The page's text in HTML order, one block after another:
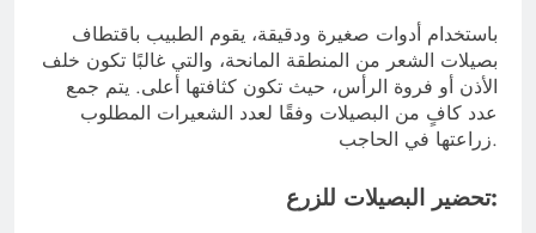
باستخدام أدوات صغيرة ودقيقة، يقوم الطبيب باقتطاف
بصيلات الشعر من المنطقة المانحة، والتي غالبًا تكون خلف
الأذن أو فروة الرأس، حيث تكون كثافتها أعلى. يتم جمع
عدد كافٍ من البصيلات وفقًا لعدد الشعيرات المطلوب
زراعتها في الحاجب.
تحضير البصيلات للزرع: